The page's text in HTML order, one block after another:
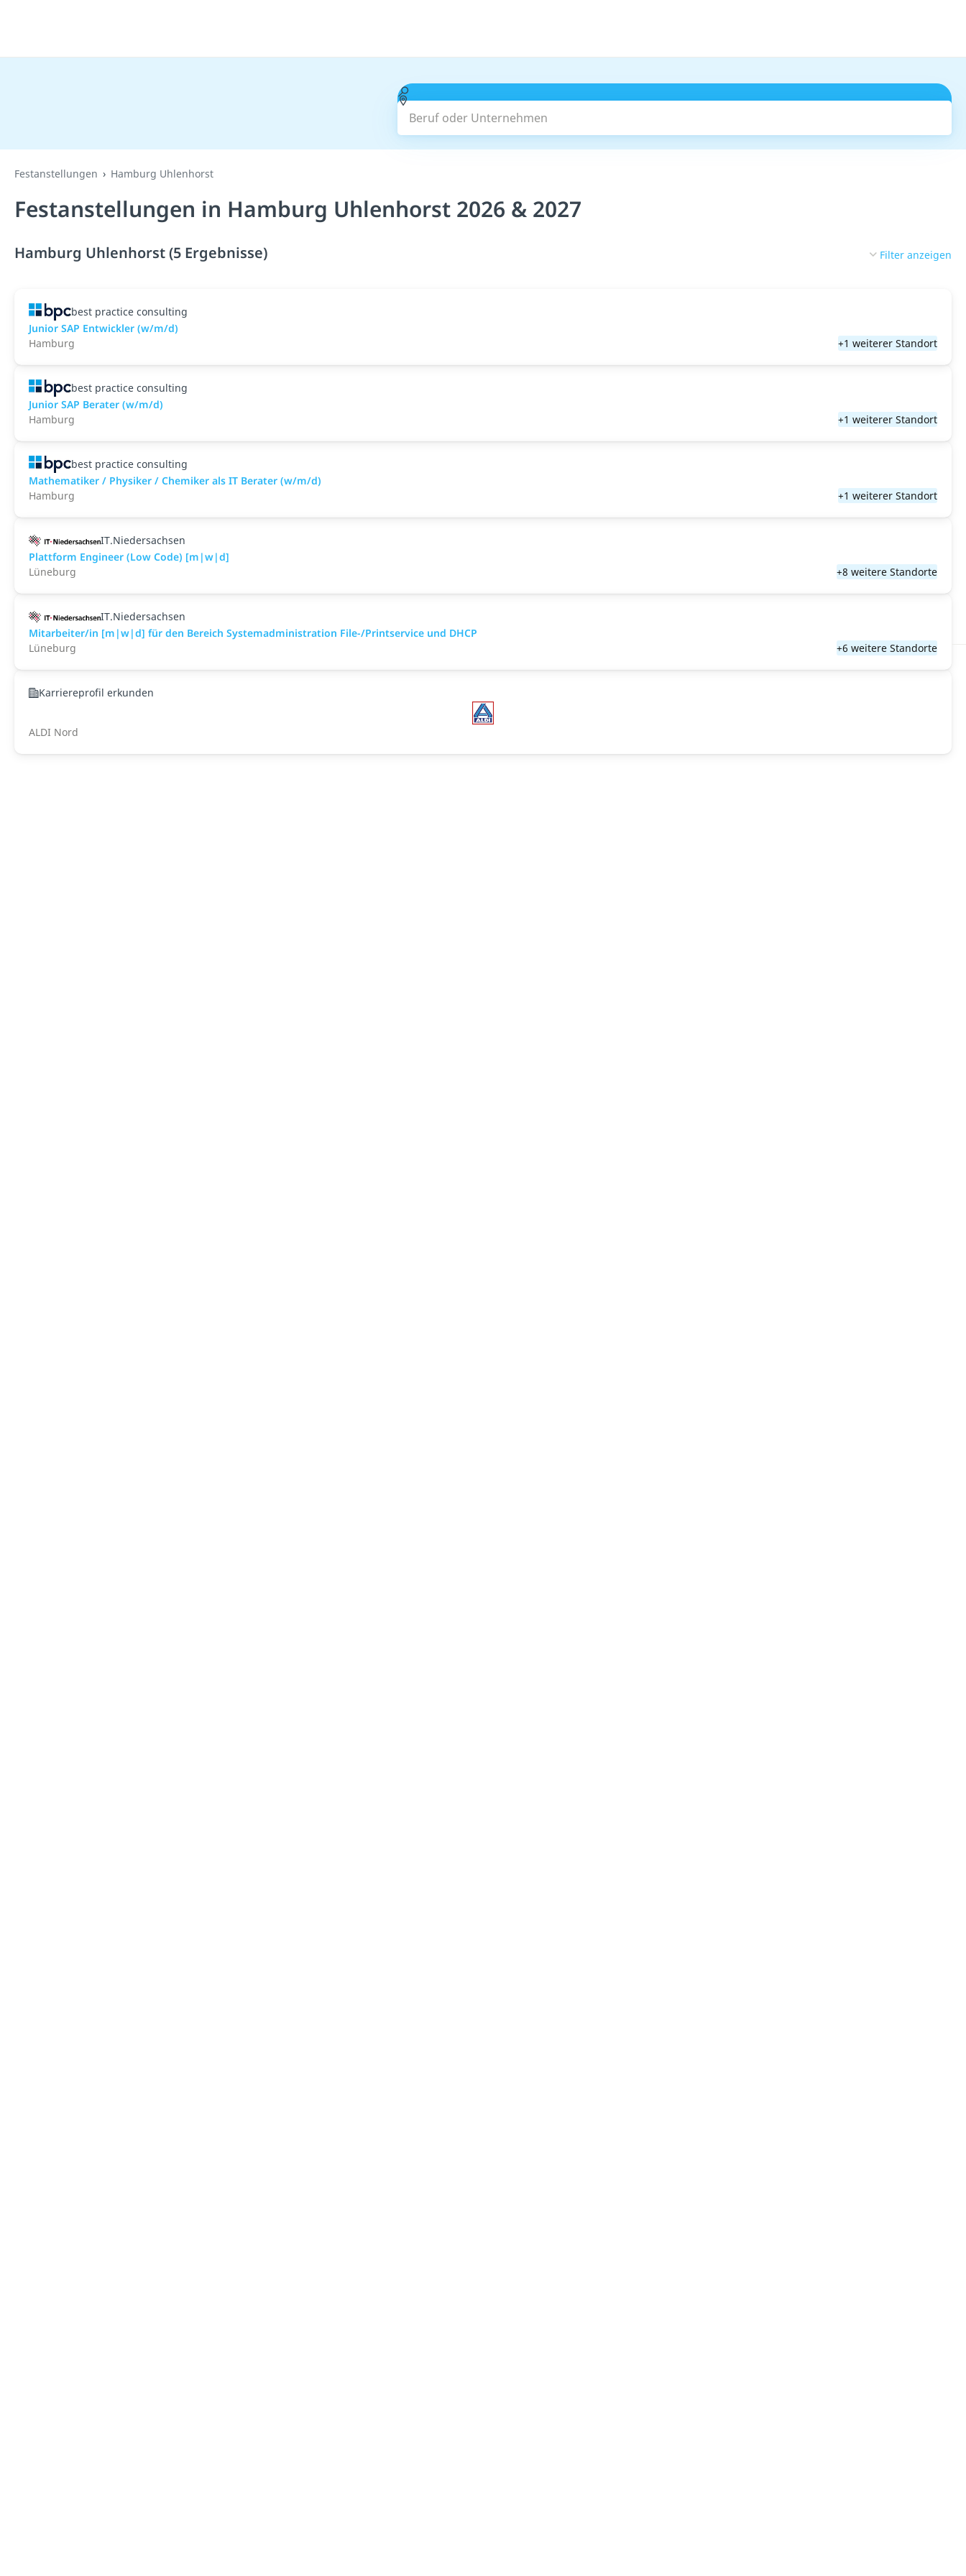
Beruf oder Unternehmen
Festanstellungen Hamburg Uhlenhorst
Festanstellungen in Hamburg Uhlenhorst 2026 & 2027
Hamburg Uhlenhorst (5 Ergebnisse) Filter anzeigen
best practice consulting
Junior SAP Entwickler (w/m/d)
Hamburg
+1 weiterer Standort
best practice consulting
Junior SAP Berater (w/m/d)
Hamburg
+1 weiterer Standort
best practice consulting
Mathematiker / Physiker / Chemiker als IT Berater (w/m/d)
Hamburg
+1 weiterer Standort
IT.Niedersachsen
Plattform Engineer (Low Code) [m|w|d]
Lüneburg
+8 weitere Standorte
IT.Niedersachsen
Mitarbeiter/in [m|w|d] für den Bereich Systemadministration File-/Printservice und DHCP
Lüneburg
+6 weitere Standorte
Karriereprofil erkunden
ALDI Nord